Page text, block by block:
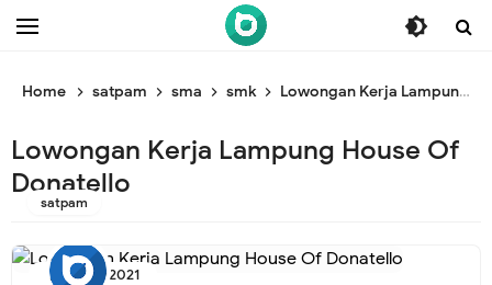
/* ganti br end */
Home satpam sma smk Lowongan Kerja Lampung House Of Donatello
Lowongan Kerja Lampung House Of
Donatello
satpam
10/25/2021